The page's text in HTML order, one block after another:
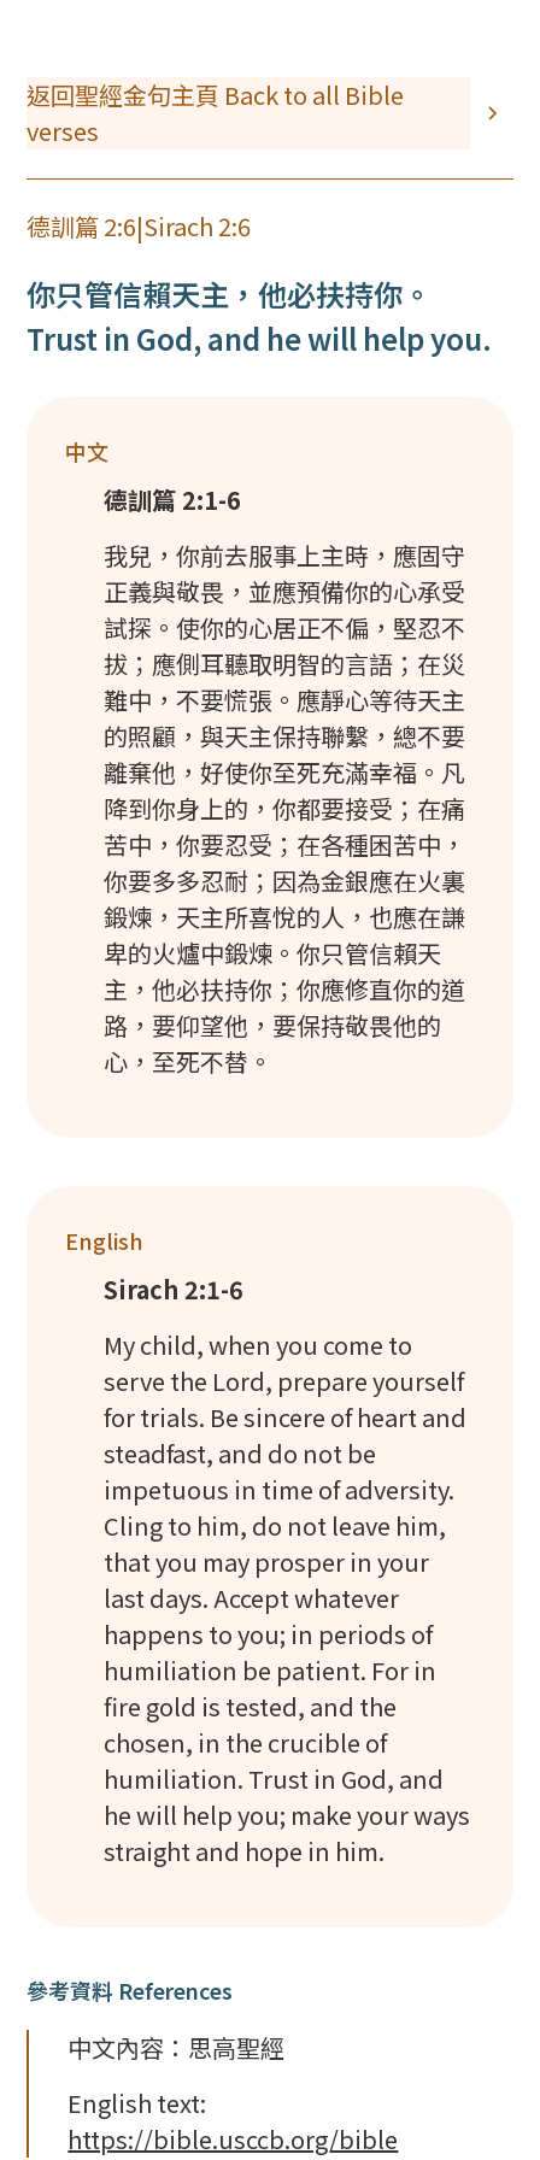
返回聖經金句主頁 Back to all Bible
verses
德訓篇 2:6|Sirach 2:6
你只管信賴天主，他必扶持你。
Trust in God, and he will help you.
中文
德訓篇 2:1-6
我兒，你前去服事上主時，應固守
正義與敬畏，並應預備你的心承受
試探。使你的心居正不偏，堅忍不
拔；應側耳聽取明智的言語；在災
難中，不要慌張。應靜心等待天主
的照顧，與天主保持聯繫，總不要
離棄他，好使你至死充滿幸福。凡
降到你身上的，你都要接受；在痛
苦中，你要忍受；在各種困苦中，
你要多多忍耐；因為金銀應在火裏
鍛煉，天主所喜悅的人，也應在謙
卑的火爐中鍛煉。你只管信賴天
主，他必扶持你；你應修直你的道
路，要仰望他，要保持敬畏他的
心，至死不替。
English
Sirach 2:1-6
My child, when you come to
serve the Lord, prepare yourself
for trials. Be sincere of heart and
steadfast, and do not be
impetuous in time of adversity.
Cling to him, do not leave him,
that you may prosper in your
last days. Accept whatever
happens to you; in periods of
humiliation be patient. For in
fire gold is tested, and the
chosen, in the crucible of
humiliation. Trust in God, and
he will help you; make your ways
straight and hope in him.
參考資料 References
中文內容：思高聖經
English text:
https://bible.usccb.org/bible